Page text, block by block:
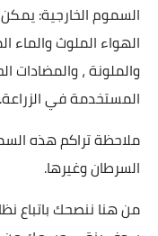
السموم الخارجية:
الهواء الملوث والماء
والملونة ، والمضادات
المستخدمة في الزراعة.
ملاحظة تراكم هذه
السرطان وغيرها.
من هنا ننصحك باتباع